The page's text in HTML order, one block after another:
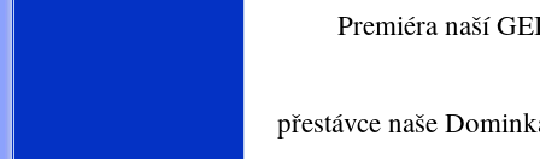
Premiéra naší
přestávce naše